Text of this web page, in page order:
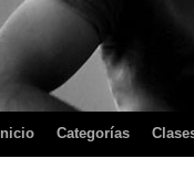
Inicio Categorías